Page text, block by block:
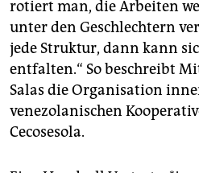
genossenschaft
epaper login
rotiert man, die Arbeiten
unter den Geschlechtern
jede Struktur, dann kann
entfalten.“ So beschreibt
Salas die Organisation
venezolanischen
Cecosesola.